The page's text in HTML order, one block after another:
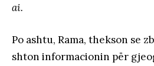
ai.
Po ashtu, Rama, thekson se
shton informacionin për